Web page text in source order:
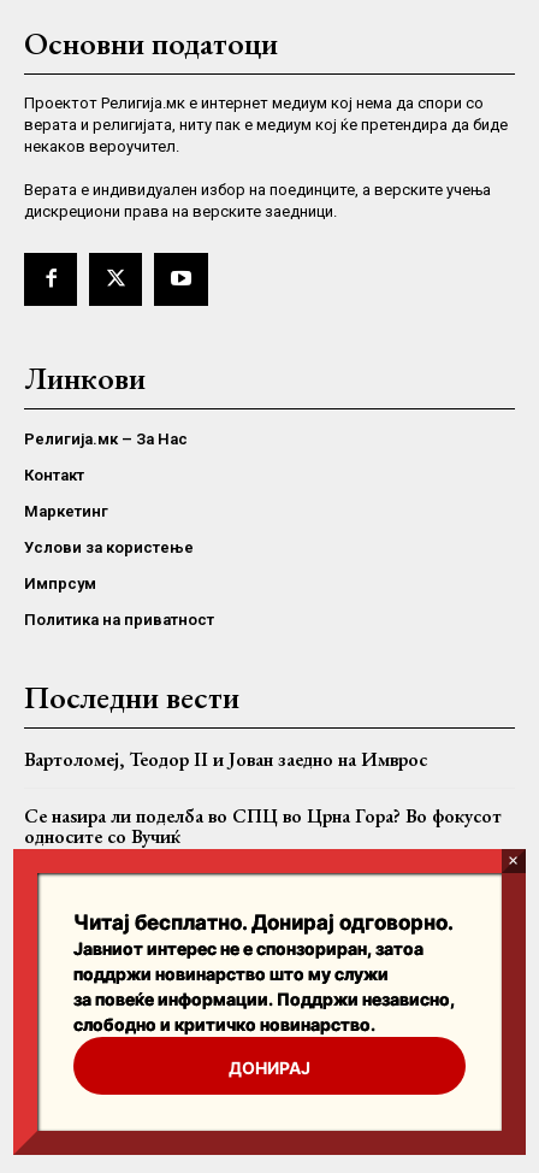
Основни податоци
Проектот Религија.мк е интернет медиум кој нема да спори со
верата и религијата, ниту пак е медиум кој ќе претендира да биде
некаков вероучител.
Верaта е индивидуален избор на поединците, а верските учења
дискрециони права на верските заедници.
Линкови
Религија.мк – За Нас
Контакт
Маркетинг
Услови за користење
Импрсум
Политика на приватност
Последни вести
Вартоломеј, Теодор II и Јован заедно на Имврос
Се наѕира ли поделба во СПЦ во Црна Гора? Во фокусот
односите со Вучиќ
во свечена литија
Пребарајте
Search
Читај бесплатно. Донирај одговорно.
Јавниот интерес не е спонзориран, затоа
поддржи новинарство што му служи
за повеќе информации. Поддржи независно,
слободно и критичко новинарство.
ДОНИРАЈ